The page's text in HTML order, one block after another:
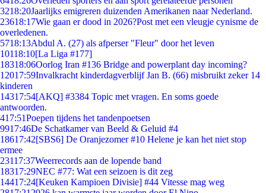
3218:20Jaarlijks emigreren duizenden Amerikanen naar Nederland.
23618:17Wie gaan er dood in 2026?Post met een vleugje cynisme de
overledenen.
5718:13Abdul A. (27) als afperser "Fleur" door het leven
10118:10[La Liga #177]
18318:06Oorlog Iran #136 Bridge and powerplant day incoming?
12017:59Invalkracht kinderdagverblijf Jan B. (66) misbruikt zeker 14
kinderen
14317:54[AKQ] #3384 Topic met vragen. En soms goede
antwoorden.
417:51Poepen tijdens het tandenpoetsen
9917:46De Schatkamer van Beeld & Geluid #4
18617:42[SBS6] De Oranjezomer #10 Helene je kan het niet stop
ermee
23117:37Weerrecords aan de lopende band
18317:29NEC #77: Wat een seizoen is dit zeg
14417:24[Keuken Kampioen Divisie] #44 Vitesse mag weg